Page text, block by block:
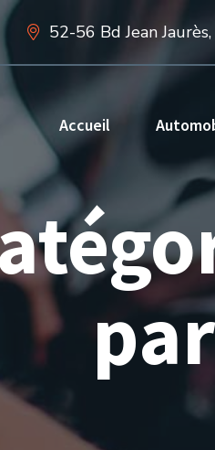
52-56 Bd Jean
Accueil